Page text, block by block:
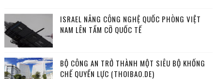
ISRAEL NÂNG CÔNG NGHỆ QUỐC PHÒNG VIỆT
NAM LÊN TẦM CỠ QUỐC TẾ
BỘ CÔNG AN TRỞ THÀNH MỘT SIÊU BỘ KHỐNG
CHẾ QUYỀN LỰC (THOIBAO.DE)